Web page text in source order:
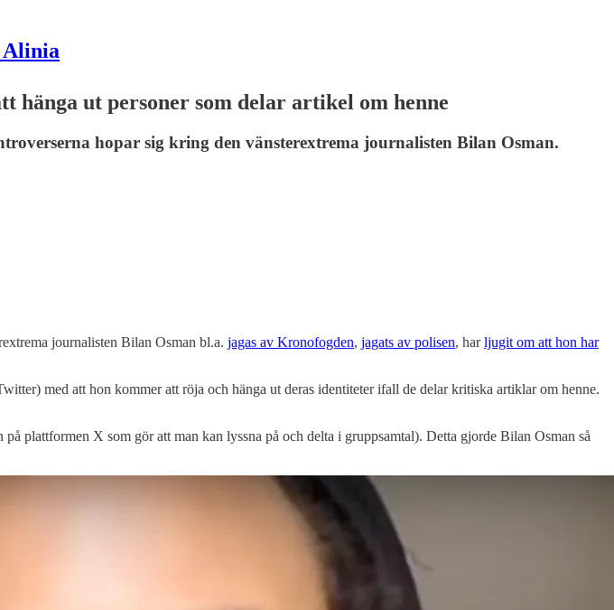
hänga ut personer som delar artikel om henne
hopar sig kring den vänsterextrema journalisten Bilan Osman.
journalisten Bilan Osman bl.a. jagas av Kronofogden, jagats av polisen, harljugit om att hon har
med att hon kommer att röja och hänga ut deras identiteter ifall de delar kritiska artiklar om henne.
på plattformen X som gör att man kan lyssna på och delta i gruppsamtal). Detta gjorde Bilan Osman så